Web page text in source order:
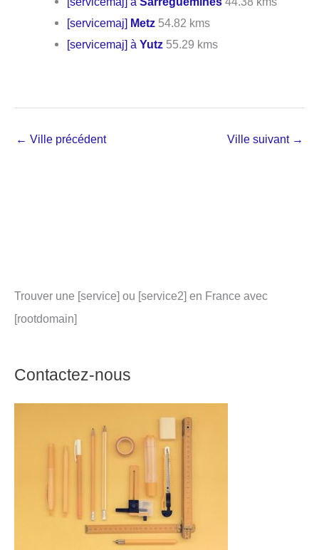
[servicemaj] Metz 54.82 kms
[servicemaj] àYutz 55.29 kms
← Ville précédent Ville suivant →
Trouver une [service] ou [service2] en France avec
[rootdomain]
Contactez-nous